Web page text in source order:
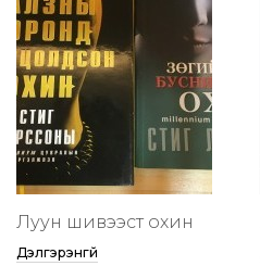
Луун шивээст охин
Дэлгэрэнгүй